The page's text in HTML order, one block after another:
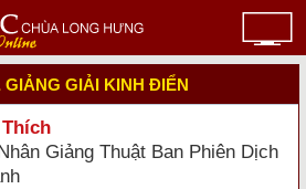
GIẢNG GIẢI KINH ĐIỂN
Giảng Thuật Ban Phiên Dịch